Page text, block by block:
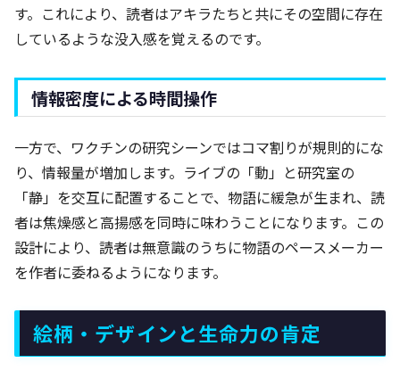
す。これにより、読者はアキラたちと共にその空間に存在
しているような没入感を覚えるのです。
情報密度による時間操作
一方で、ワクチンの研究シーンではコマ割りが規則的にな
り、情報量が増加します。ライブの「動」と研究室の
「静」を交互に配置することで、物語に緩急が生まれ、読
者は焦燥感と高揚感を同時に味わうことになります。この
設計により、読者は無意識のうちに物語のペースメーカー
を作者に委ねるようになります。
絵柄・デザインと生命力の肯定